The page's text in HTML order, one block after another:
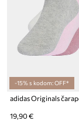
-15% s kodom: OFF*
19,90 €